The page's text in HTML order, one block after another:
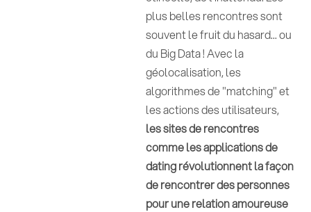
plus belles rencontres sont
souvent le fruit du hasard... ou
du Big Data ! Avec la
géolocalisation, les
algorithmes de "matching" et
les actions des utilisateurs,
les sites de rencontres
comme les applications de
dating révolutionnent la façon
de rencontrer des personnes
pour une relation amoureuse